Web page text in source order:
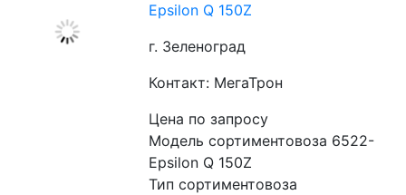
Epsilon Q 150Z
г. Зеленоград
Контакт: МегаТрон
Цена по запросу
Модель сортиментовоза 6522-
Epsilon Q 150Z
Тип сортиментовоза